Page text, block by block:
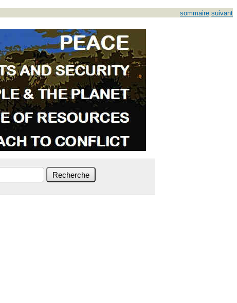
sommaire suivant